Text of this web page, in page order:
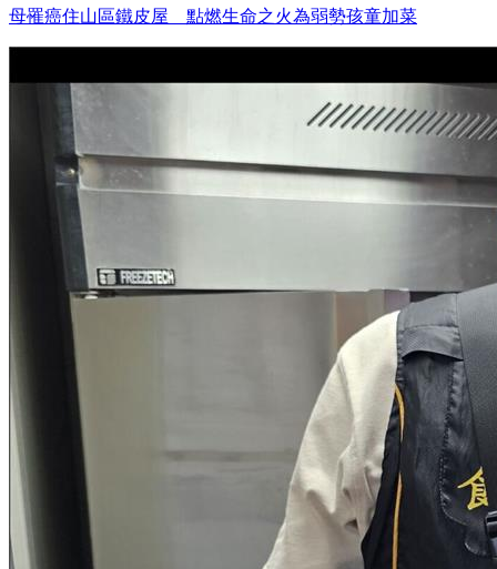
母罹癌住山區鐵皮屋 點燃生命之火為弱勢孩童加菜